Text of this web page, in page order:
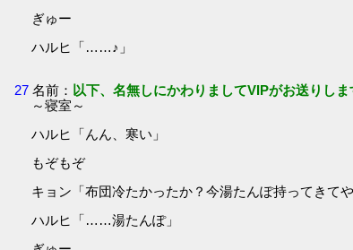
ぎゅー
ハルヒ「……♪」
27 名前： 以下、名無しにかわりましてVIPがお送りしま
～寝室～
ハルヒ「んん、寒い」
もぞもぞ
キョン「布団冷たかったか？今湯たんぽ持ってきてや
ハルヒ「……湯たんぽ」